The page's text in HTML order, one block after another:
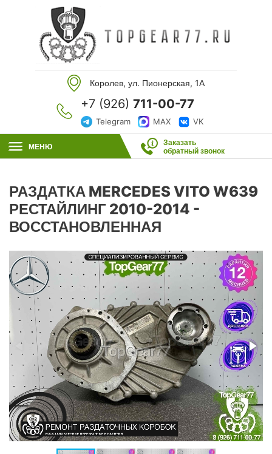
Королев, ул. Пионерская, 1А
+7 (926) 711-00-77
Telegram MAX VK
МЕНЮ
Заказать
обратный звонок
РАЗДАТКА MERCEDES VITO W639
РЕСТАЙЛИНГ 2010-2014 -
ВОССТАНОВЛЕННАЯ